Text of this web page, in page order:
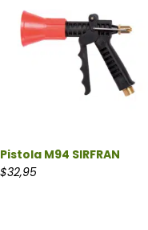
Pistola M94 SIRFRAN
$32,95